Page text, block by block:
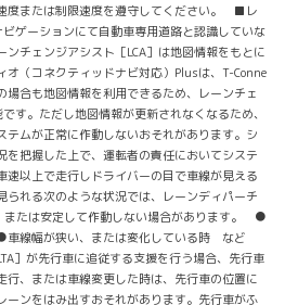
度または制限速度を遵守してください。 ■レ
ゲーションにて自動車専用道路と認識していな
チェンジアシスト［LCA］は地図情報をもとに
（コネクティッドナビ対応）Plusは、T-Conne
合も地図情報を利用できるため、レーンチェ
す。ただし地図情報が更新されなくなるため、
テムが正常に作動しないおそれがあります。シ
を把握した上で、運転者の責任においてシステ
以上で走行しドライバーの目で車線が見える
られる次のような状況では、レーンディパーチ
または安定して作動しない場合があります。 ●
線幅が狭い、または変化している時 など
］が先行車に追従する支援を行う場合、先行車
、または車線変更した時は、先行車の位置に
ーンをはみ出すおそれがあります。先行車がふ